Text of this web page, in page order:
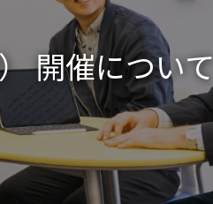
開催について